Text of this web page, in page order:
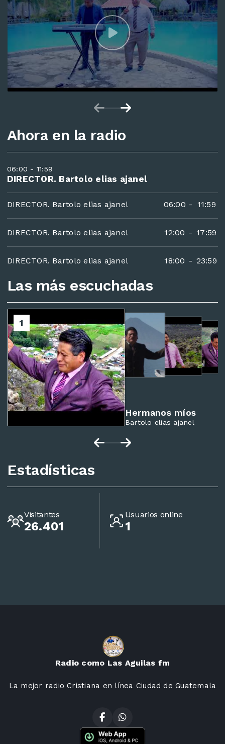
Ahora en la radio
06:00 - 11:59
DIRECTOR. Bartolo elias ajanel
DIRECTOR. Bartolo elias ajanel 06:00 - 11:59
DIRECTOR. Bartolo elias ajanel 12:00 - 17:59
DIRECTOR. Bartolo elias ajanel 18:00 - 23:59
Las más escuchadas
1
Hermanos míos
Bartolo elias ajanel
4
Estadísticas
Visitantes
26.401
Usuarios online
1
Radio como Las Aguilas fm
La mejor radio Cristiana en línea Ciudad de Guatemala